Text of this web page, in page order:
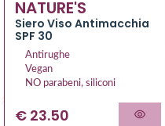
NATURE'S
Siero Viso Antimacchia
SPF 30
Antirughe
Vegan
NO parabeni, siliconi
€ 23.50